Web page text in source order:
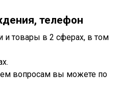
телефон
и товары в 2 сферах, в том
вопросам вы можете по